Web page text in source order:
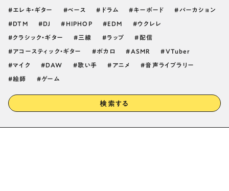
エレキ・ギター ベース ドラム キーボード パーカション
DTM DJ HIPHOP EDM ウクレレ
クラシック・ギター 三線 ラップ 配信
アコースティック・ギター ボカロ ASMR VTuber
マイク DAW 歌い手 アニメ 音声ライブラリー
絵師 ゲーム
検索する